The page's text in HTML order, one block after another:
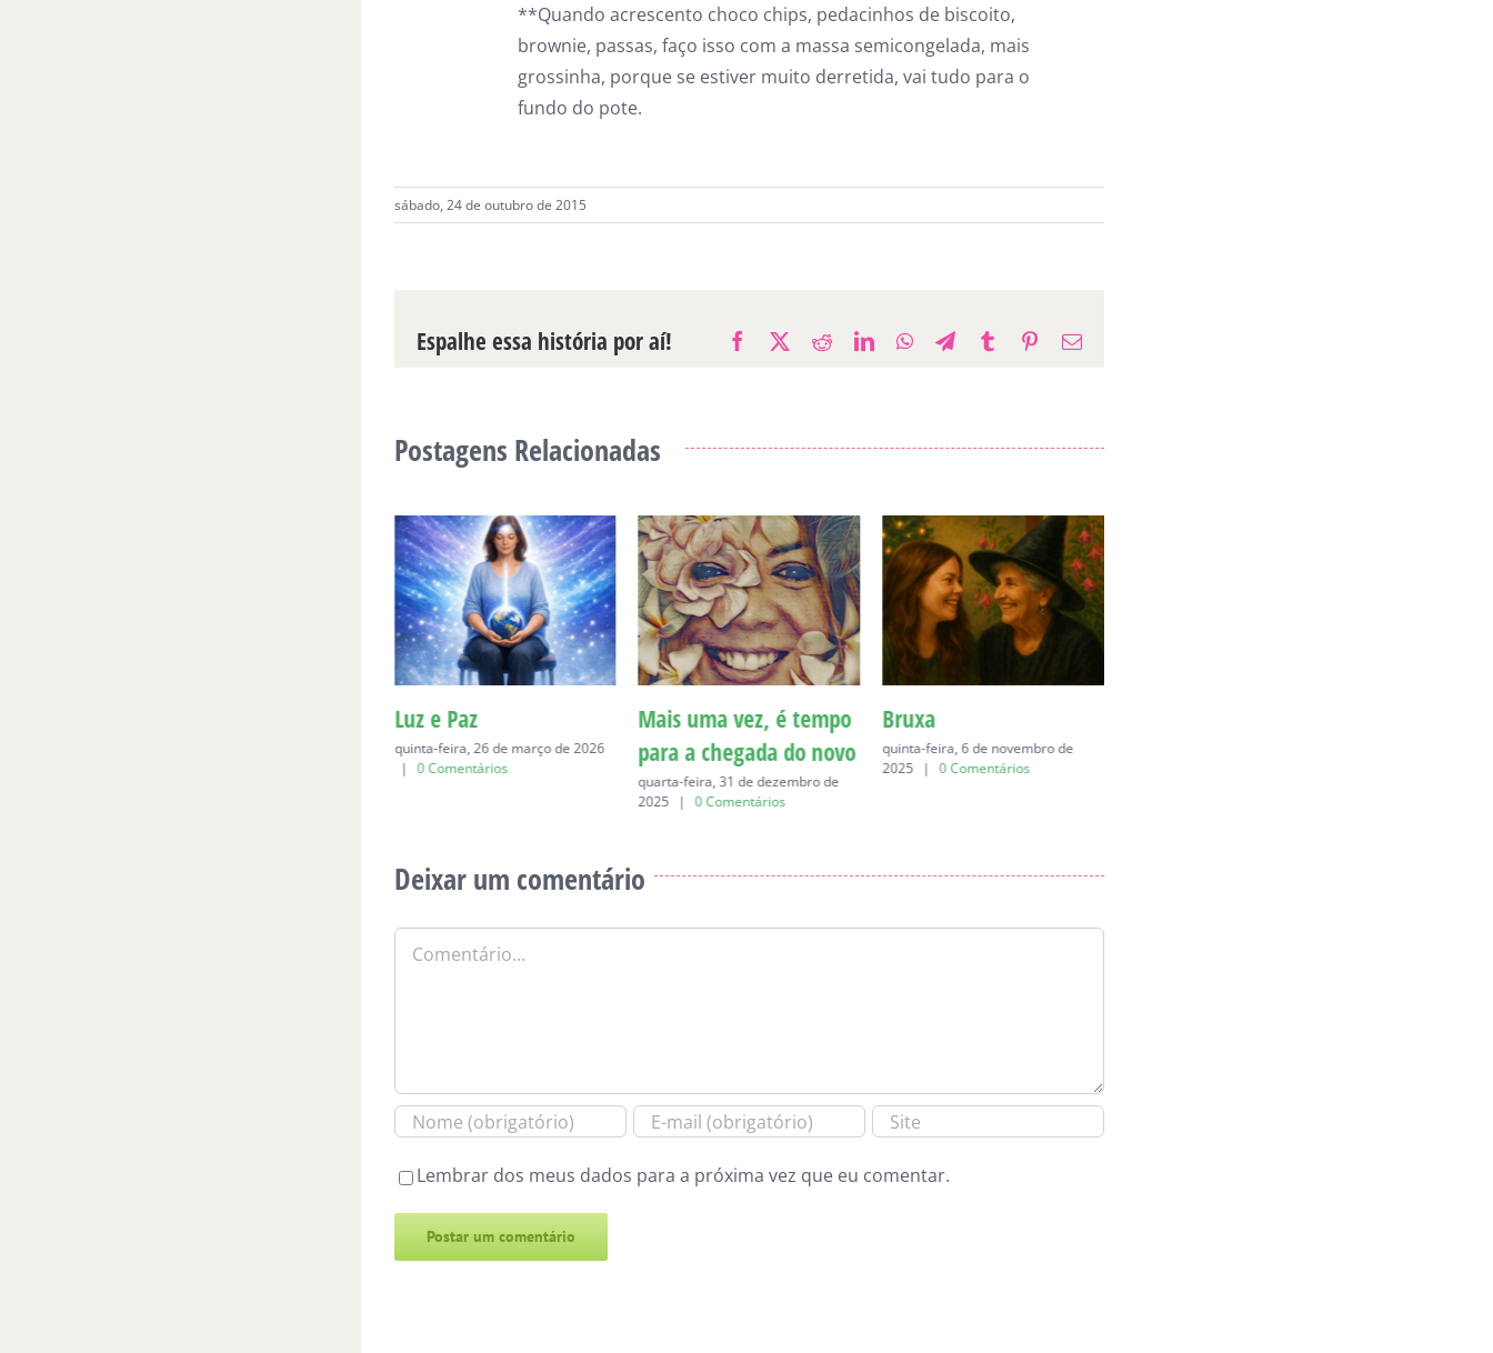
**Quando acrescento choco chips, pedacinhos de biscoito,
brownie, passas, faço isso com a massa semicongelada, mais
grossinha, porque se estiver muito derretida, vai tudo para o
fundo do pote.
sábado, 24 de outubro de 2015
Espalhe essa história por aí! Facebook RedditLinkedInWhatsAppTelegram
TumblrPinterest
E-
Postagens Relacionadas
Luz e Paz
quinta-feira, 26 de março de 2026
| 0 Comentários
Mais uma vez, é tempo
para a chegada do novo
quarta-feira, 31 de dezembro de
2025
| 0 Comentários
Bruxa
quinta-feira, 6 de novembro de
2025
| 0 Comentários
Deixar um comentário
Comentário
Lembrar dos meus dados para a próxima vez que eu comentar.